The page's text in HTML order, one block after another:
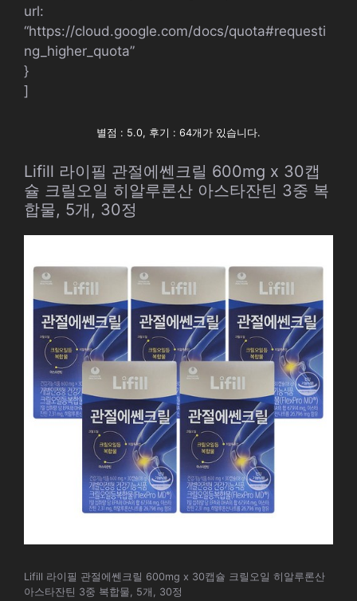
url:
“https://cloud.google.com/docs/quota#requesti
ng_higher_quota”
}
]
별점 : 5.0, 후기 : 64개가 있습니다.
Lifill 라이필 관절에쎈크릴 600mg x 30캡
슐 크릴오일 히알루론산 아스타잔틴 3중 복
합물, 5개, 30정
Lifill 라이필 관절에쎈크릴 600mg x 30캡슐 크릴오일 히알루론산
아스타잔틴 3중 복합물, 5개, 30정